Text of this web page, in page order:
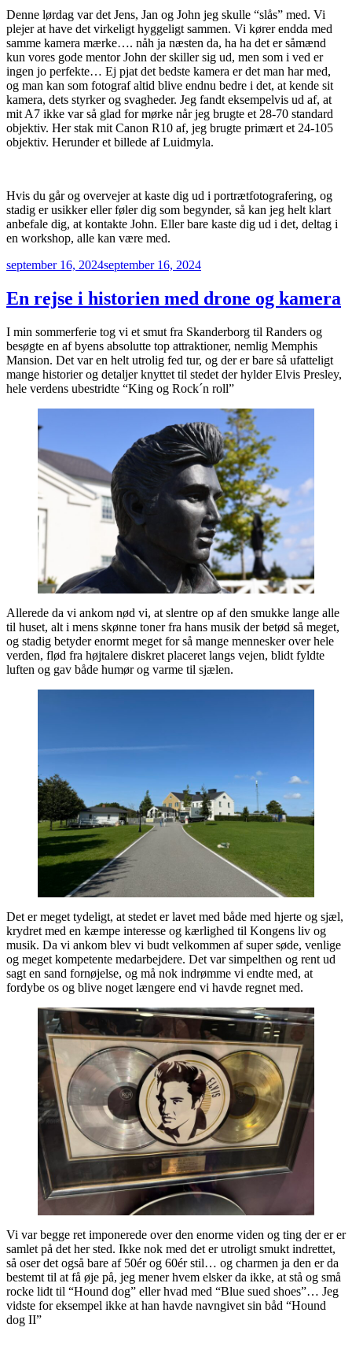
Denne lørdag var det Jens, Jan og John jeg skulle “slås” med. Vi
plejer at have det virkeligt hyggeligt sammen. Vi kører endda med
samme kamera mærke…. nåh ja næsten da, ha ha det er såmænd
kun vores gode mentor John der skiller sig ud, men som i ved er
ingen jo perfekte… Ej pjat det bedste kamera er det man har med,
og man kan som fotograf altid blive endnu bedre i det, at kende sit
kamera, dets styrker og svagheder. Jeg fandt eksempelvis ud af, at
mit A7 ikke var så glad for mørke når jeg brugte et 28-70 standard
objektiv. Her stak mit Canon R10 af, jeg brugte primært et 24-105
objektiv. Herunder et billede af Luidmyla.
Hvis du går og overvejer at kaste dig ud i portrætfotografering, og
stadig er usikker eller føler dig som begynder, så kan jeg helt klart
anbefale dig, at kontakte John. Eller bare kaste dig ud i det, deltag i
en workshop, alle kan være med.
Udgivet
september 16, 2024september 16, 2024
En rejse i historien med drone og kamera
I min sommerferie tog vi et smut fra Skanderborg til Randers og
besøgte en af byens absolutte top attraktioner, nemlig Memphis
Mansion. Det var en helt utrolig fed tur, og der er bare så ufatteligt
mange historier og detaljer knyttet til stedet der hylder Elvis Presley,
hele verdens ubestridte “King og Rock´n roll”
Allerede da vi ankom nød vi, at slentre op af den smukke lange alle
til huset, alt i mens skønne toner fra hans musik der betød så meget,
og stadig betyder enormt meget for så mange mennesker over hele
verden, flød fra højtalere diskret placeret langs vejen, blidt fyldte
luften og gav både humør og varme til sjælen.
Det er meget tydeligt, at stedet er lavet med både med hjerte og sjæl,
krydret med en kæmpe interesse og kærlighed til Kongens liv og
musik. Da vi ankom blev vi budt velkommen af super søde, venlige
og meget kompetente medarbejdere. Det var simpelthen og rent ud
sagt en sand fornøjelse, og må nok indrømme vi endte med, at
fordybe os og blive noget længere end vi havde regnet med.
Vi var begge ret imponerede over den enorme viden og ting der er er
samlet på det her sted. Ikke nok med det er utroligt smukt indrettet,
så oser det også bare af 50ér og 60ér stil… og charmen ja den er da
bestemt til at få øje på, jeg mener hvem elsker da ikke, at stå og små
rocke lidt til “Hound dog” eller hvad med “Blue sued shoes”… Jeg
vidste for eksempel ikke at han havde navngivet sin båd “Hound
dog II”